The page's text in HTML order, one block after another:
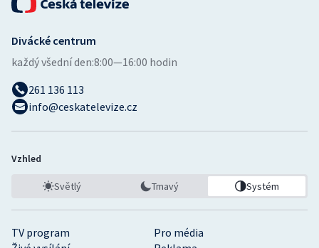
Veslování
Vodní slalom
Ostatní
TV program
Pro média
Divácké centrum
každý všední den:8:00—16:00 hodin
261 136 113
info@ceskatelevize.cz
Vzhled
Světlý Tmavý Systém